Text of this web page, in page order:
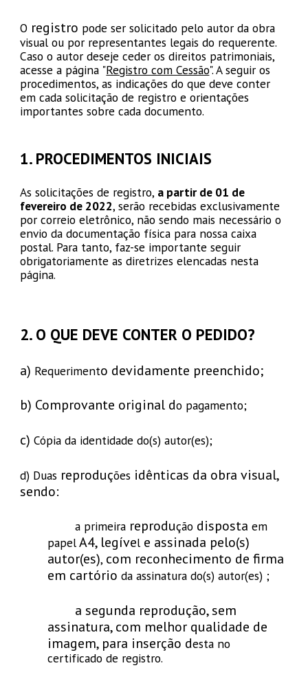
O registro pode ser solicitado pelo autor da obra
visual ou por representantes legais do requerente.
Caso o autor deseje ceder os direitos patrimoniais,
acesse a página "Registro com Cessão". A seguir os
procedimentos, as indicações do que deve conter
em cada solicitação de registro e orientações
importantes sobre cada documento.
1. PROCEDIMENTOS INICIAIS
As solicitações de registro, a partir de 01 de
fevereiro de 2022, serão recebidas exclusivamente
por correio eletrônico, não sendo mais necessário o
envio da documentação física para nossa caixa
postal. Para tanto, faz-se importante seguir
obrigatoriamente as diretrizes elencadas nesta
página.
2. O QUE DEVE CONTER O PEDIDO?
a) Requerimento devidamente preenchido;
b) Comprovante original do pagamento;
c)Cópia da identidade do(s) autor(es);
d) Duas reproduções idênticas da obra visual,
sendo:
a primeira reprodução dispostaem
papelA4, legível e assinada pelo(s)
autor(es), com reconhecimento de firma
em cartórioda assinatura do(s) autor(es) ;
a segunda reprodução, sem
assinatura, com melhor qualidade de
imagem, para inserção desta no
certificado de registro.